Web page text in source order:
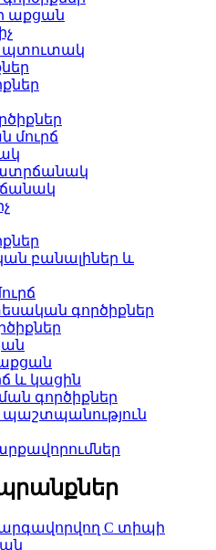
աքցան
պտուտակ
մուրճ
​​​​բանալիներ և
գործիքներ
և կացին
գործիքներ
պաշտպանություն